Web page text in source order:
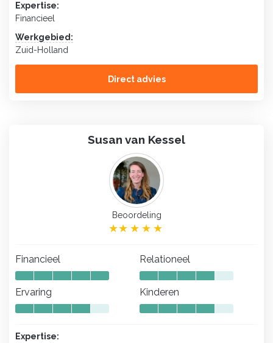
Expertise:
Financieel
Werkgebied:
Zuid-Holland
Direct advies
Susan van Kessel
Beoordeling
Financieel Relationeel
Ervaring Kinderen
Expertise: